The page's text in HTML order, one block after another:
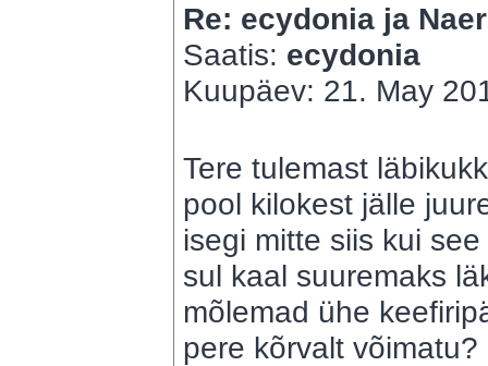
Re: ecydonia ja
Saatis: ecydonia
Kuupäev: 21. May
Tere tulemast
pool kilokest jälle
isegi mitte siis kui
sul kaal suuremaks
mõlemad ühe
pere kõrvalt võimatu?